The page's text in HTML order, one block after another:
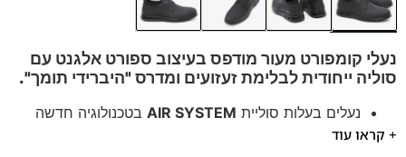
נעלי קומפורט מעור מודפס בעיצוב ספורט אלגנט עם
סוליה ייחודית לבלימת זעזועים ומדרס "היברידי תומך".
נעלים בעלות סוליית AIR SYSTEM בטכנולוגיה חדשה
אייר באג בולם זעזועים+ קראו עוד